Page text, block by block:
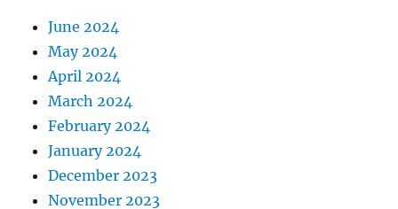
June 2024
May 2024
April 2024
March 2024
February 2024
January 2024
December 2023
November 2023